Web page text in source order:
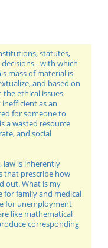
statutes,
- with which
mass of material is
and based on
the ethical issues
as an
for someone to
a wasted resource
and social
is inherently
that prescribe how
out. What is my
for family and medical
for unemployment
like mathematical
corresponding